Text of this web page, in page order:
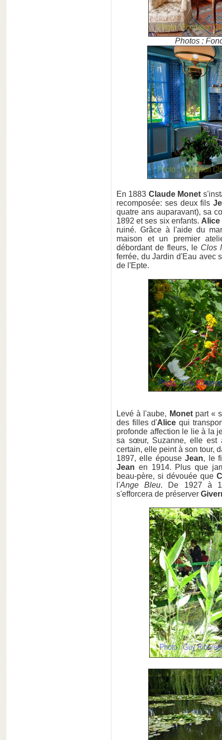
Photos :
En 1883 Claude Monet
recomposée: ses deux fils
quatre ans auparavant), sa
1892 et ses six enfants. Alice
ruiné. Grâce à l'aide du
maison et un premier
débordant de fleurs, le Clos
ferrée, du Jardin d'Eau avec
de l'Epte.
Levé à l'aube, Monetpart «
des filles d'Alice qui
profonde affection le lie à la
sa sœur, Suzanne, elle est
certain, elle peint à son tour,
1897, elle épouseJean, le
Jean en 1914. Plus que
beau-père, si dévouée que
l'Ange Bleu. De 1927 à
s'efforcera de préserver